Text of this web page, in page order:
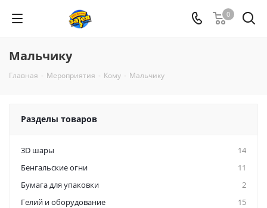
0
Мальчику
Главная - Мероприятия - Кому - Мальчику
Разделы товаров
3D шары
14
Бенгальские огни
11
Бумага для упаковки
2
Гелий и оборудование
15